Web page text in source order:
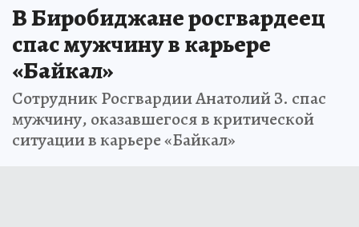
В Биробиджане росгвардеец
спас мужчину в карьере
«Байкал»
Сотрудник Росгвардии Анатолий З. спас
мужчину, оказавшегося в критической
ситуации в карьере «Байкал»